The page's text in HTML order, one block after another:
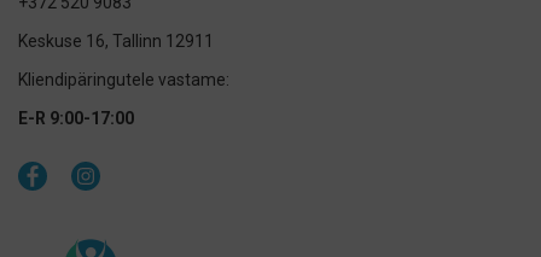
Keskuse 16, Tallinn 12911
Kliendipäringutele vastame:
E-R 9:00-17:00